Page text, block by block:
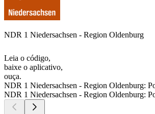
NDR 1 Niedersachsen - Region Oldenburg
Leia o código,
baixe o aplicativo,
ouça.
NDR 1 Niedersachsen - Region Oldenburg:
NDR 1 Niedersachsen - Region Oldenburg: